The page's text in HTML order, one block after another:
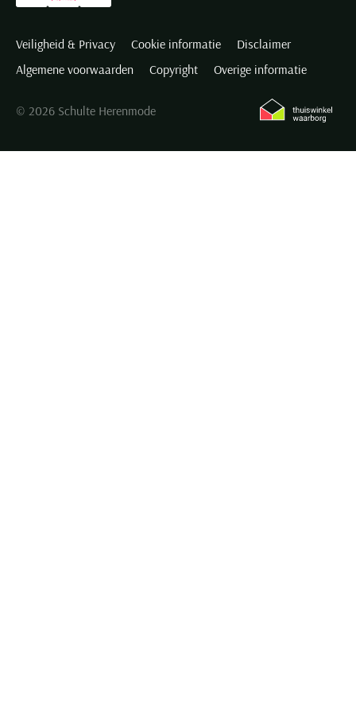
Veiligheid & Privacy Cookie informatie
Disclaimer
Algemene voorwaarden
Copyright Overige informatie
© 2026 Schulte Herenmode